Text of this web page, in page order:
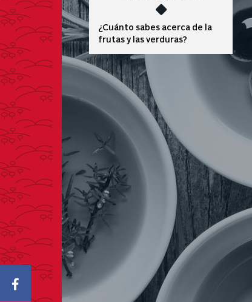
Icono Facebook
¿Cuánto sabes acerca de la
frutas y las verduras?